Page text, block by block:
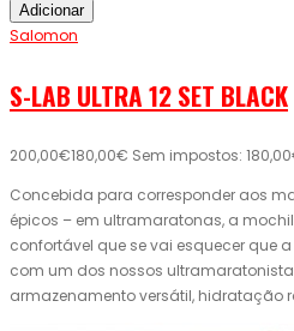
Adicionar
Salomon
S-LAB ULTRA 12 SET BLACK
200,00€180,00€ Sem impostos:
Concebida para corresponder aos
épicos – em ultramaratonas, a
confortável que se vai esquecer que
com um dos nossos
armazenamento versátil, hidratação